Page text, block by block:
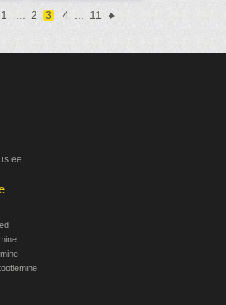
1 ... 2 3 4 ... 11